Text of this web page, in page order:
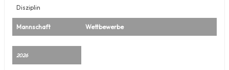
Disziplin
Mannschaft Wettbewerbe
2026